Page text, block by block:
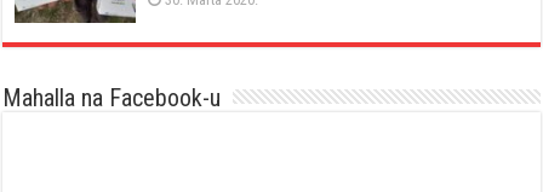
Mahalla na Facebook-u